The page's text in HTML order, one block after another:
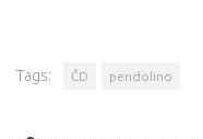
Tags: ČD pendolino